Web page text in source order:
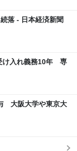
落 - 日本経済新聞
け入れ義務10年 専
大阪大学や東京大